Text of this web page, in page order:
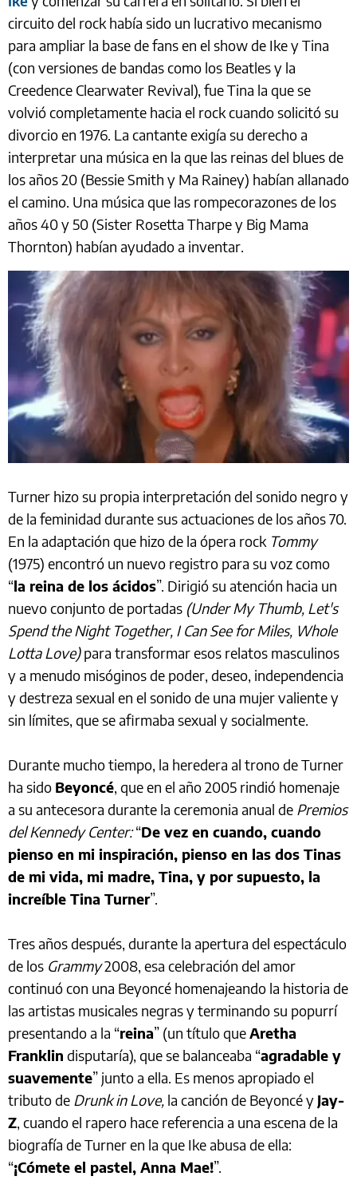
circuito del rock había sido un lucrativo mecanismo
para ampliar la base de fans en el show de Ike y Tina
(con versiones de bandas como los Beatles y la
Creedence Clearwater Revival), fue Tina la que se
volvió completamente hacia el rock cuando solicitó su
divorcio en 1976. La cantante exigía su derecho a
interpretar una música en la que las reinas del blues de
los años 20 (Bessie Smith y Ma Rainey) habían allanado
el camino. Una música que las rompecorazones de los
años 40 y 50 (Sister Rosetta Tharpe y Big Mama
Thornton) habían ayudado a inventar.
Turner hizo su propia interpretación del sonido negro y
de la feminidad durante sus actuaciones de los años 70.
En la adaptación que hizo de la ópera rock Tommy
(1975) encontró un nuevo registro para su voz como
“la reina de los ácidos”. Dirigió su atención hacia un
nuevo conjunto de portadas (Under My Thumb, Let's
Spend the Night Together, I Can See for Miles, Whole
Lotta Love)para transformar esos relatos masculinos
y a menudo misóginos de poder, deseo, independencia
y destreza sexual en el sonido de una mujer valiente y
sin límites, que se afirmaba sexual y socialmente.
Durante mucho tiempo, la heredera al trono de Turner
ha sido Beyoncé, que en el año 2005 rindió homenaje
a su antecesora durante la ceremonia anual de Premios
del Kennedy Center:“De vez en cuando, cuando
pienso en mi inspiración, pienso en las dos Tinas
de mi vida, mi madre, Tina, y por supuesto, la
increíble Tina Turner”.
Tres años después, durante la apertura del espectáculo
de los Grammy2008, esa celebración del amor
continuó con una Beyoncé homenajeando la historia de
las artistas musicales negras y terminando su popurrí
presentando a la “reina” (un título queAretha
Franklin disputaría), que se balanceaba “agradable y
suavemente” junto a ella. Es menos apropiado el
tributo de Drunk in Love, la canción de Beyoncé y Jay-
Z, cuando el rapero hace referencia a una escena de la
biografía de Turner en la que Ike abusa de ella:
“¡Cómete el pastel, Anna Mae!”.